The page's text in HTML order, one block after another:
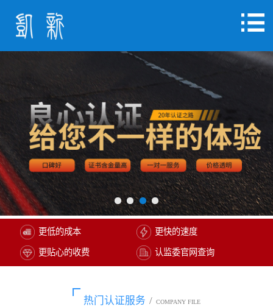
更低的成本 更快的速度
更贴心的收费 认监委官网查询
热门认证服务 / COMPANY FILE